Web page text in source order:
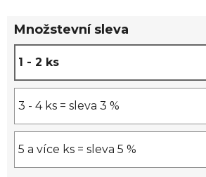
Množstevní sleva
1 - 2 ks
3 - 4 ks = sleva 3 %
5 a více ks = sleva 5 %